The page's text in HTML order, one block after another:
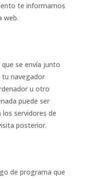
te informamos
web.
se envía junto
tu navegador
u otro
puede ser
servidores de
posterior.
de programa que